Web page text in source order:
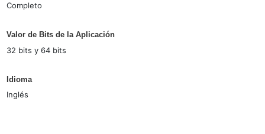
Completo
Valor de Bits de la Aplicación
32 bits y 64 bits
Idioma
Inglés